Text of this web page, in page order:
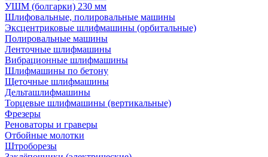
УШМ (болгарки) 230 мм
Шлифовальные, полировальные машины
Эксцентриковые шлифмашины (орбитальные)
Полировальные машины
Ленточные шлифмашины
Вибрационные шлифмашины
Шлифмашины по бетону
Щеточные шлифмашины
Дельташлифмашины
Торцевые шлифмашины (вертикальные)
Фрезеры
Реноваторы и граверы
Отбойные молотки
Штроборезы